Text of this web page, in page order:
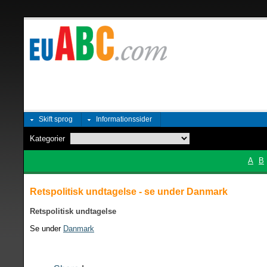
Skift sprog Informationssider
Kategorier
A B
Retspolitisk undtagelse - se under Danmark
Retspolitisk undtagelse
Se under Danmark